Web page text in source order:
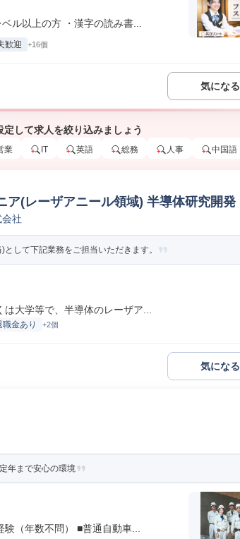
ル以上の方 ・漢字の読み書...
歓迎 +16個
気になる
定して求人を絞り込みましょう
業 IT 英語 総務 人事 中国語
ア(レーザアニール領域) 半導体研究開発
社
して下記業務をご担当いただきます。
大学等で、半導体のレーザア...
職金あり +2個
気になる
年まで安心の環境
（年数不問） ■普通自動車...